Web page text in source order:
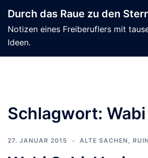
Inhalt
springen
Durch das Raue zu den
Notizen eines Freiberuflers mit
Ideen.
Schlagwort:
27. JANUAR 2015 ALTE SACHEN ,